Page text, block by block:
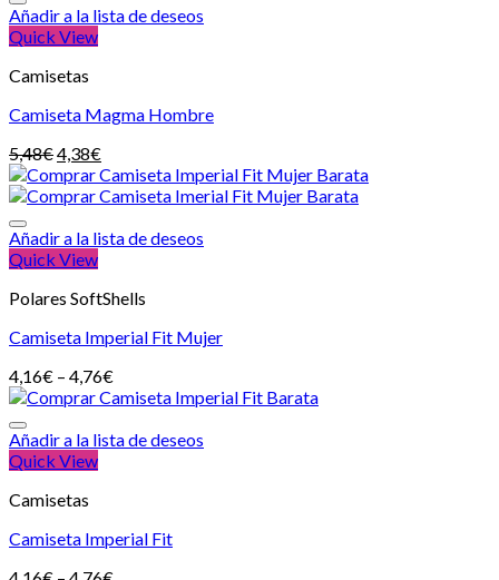
Añadir a la lista de deseos
Quick View
Camisetas
Camiseta Magma Hombre
5,48€4,38€
Añadir a la lista de deseos
Quick View
Polares SoftShells
Camiseta Imperial Fit Mujer
4,16€ – 4,76€
Añadir a la lista de deseos
Quick View
Camisetas
Camiseta Imperial Fit